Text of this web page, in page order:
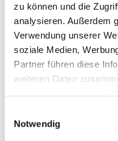
zu können und die
analysieren. Außerdem
Verwendung unserer
soziale Medien,
Partner führen diese
weiteren Daten
NotwendigDies